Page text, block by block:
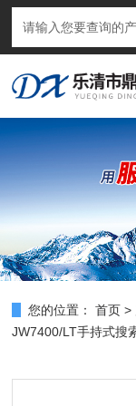
您的位置： 首页 >
JW7400/LT手持式搜